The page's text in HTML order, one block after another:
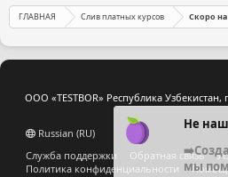
ГЛАВНАЯ Слив платных курсов Скоро
ООО «TESTBOR» Республика Узбекистан,
Russian (RU)
Служба поддержки
Обратная связь
Политика конфиденциальности
Не
мы